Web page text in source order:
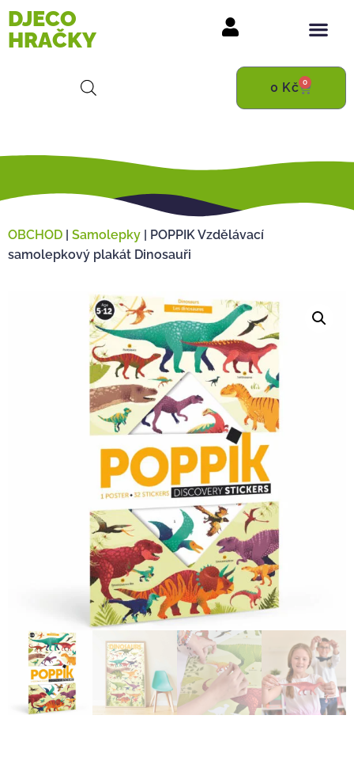
DJECO
HRAČKY
0 Kč 0
OBCHOD | Samolepky | POPPIK Vzdělávací
samolepkový plakát Dinosauři